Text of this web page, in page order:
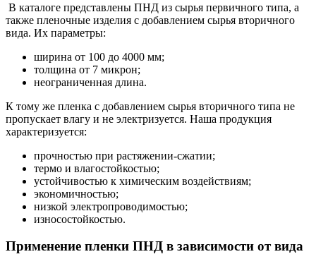
В каталоге представлены ПНД из сырья первичного типа, а
также пленочные изделия с добавлением сырья вторичного
вида. Их параметры:
ширина от 100 до 4000 мм;
толщина от 7 микрон;
неограниченная длина.
К тому же пленка с добавлением сырья вторичного типа не
пропускает влагу и не электризуется. Наша продукция
характеризуется:
прочностью при растяжении-сжатии;
термо и влагостойкостью;
устойчивостью к химическим воздействиям;
экономичностью;
низкой электропроводимостью;
износостойкостью.
Применение пленки ПНД в зависимости от вида